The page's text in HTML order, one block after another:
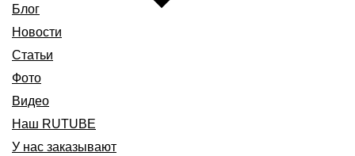
Блог
Новости
Статьи
Фото
Видео
Наш RUTUBE
У нас заказывают